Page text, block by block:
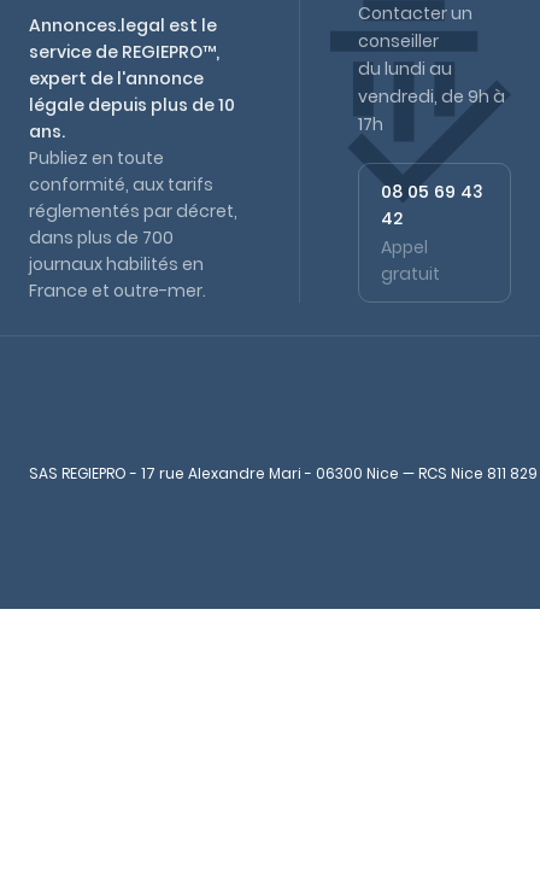
Annonces.legal est le
service de REGIEPRO™,
expert de l'annonce
légale depuis plus de 10
ans.
Publiez en toute
conformité, aux tarifs
réglementés par décret,
dans plus de 700
journaux habilités en
France et outre-mer.
Contacter un
conseiller
du lundi au
vendredi, de 9h à
17h
08 05 69 43
42
Appel
gratuit
SAS REGIEPRO - 17 rue Alexandre Mari - 06300 Nice — RCS Nice 811